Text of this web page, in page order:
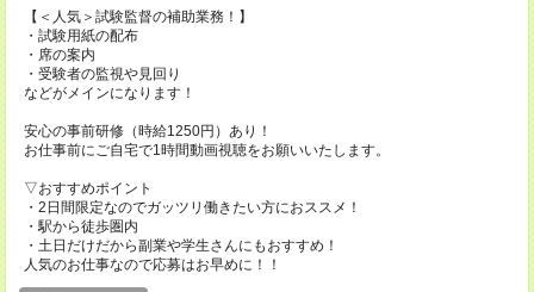
【＜人気＞試験監督の補助業務！】
・試験用紙の配布
・席の案内
・受験者の監視や見回り
などがメインになります！
安心の事前研修（時給1250円）あり！
お仕事前にご自宅で1時間動画視聴をお願いいたします。
▽おすすめポイント
・2日間限定なのでガッツリ働きたい方におススメ！
・駅から徒歩圏内
・土日だけだから副業や学生さんにもおすすめ！
人気のお仕事なので応募はお早めに！！